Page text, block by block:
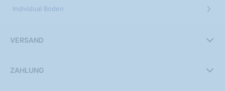
Individual Boden
VERSAND
ZAHLUNG